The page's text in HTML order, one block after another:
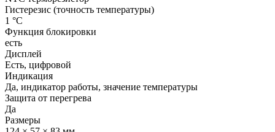
Гистерезис (точность температуры)
1 °С
Функция блокировки
есть
Дисплей
Есть, цифровой
Индикация
Да, индикатор работы, значение температуры
Защита от перегрева
Да
Размеры